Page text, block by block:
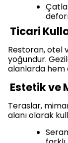
Ticari
Restoran, otel
yoğundur.
alanlarda hem
Estetik ve
Teraslar,
alanı olarak